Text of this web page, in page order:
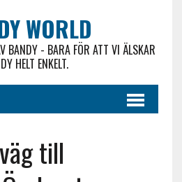
WORLD
BANDY - BARA FÖR ATT VI ÄLSKAR
HELT ENKELT.
till